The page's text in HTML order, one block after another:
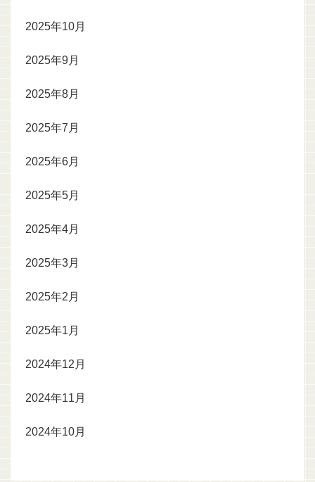
2025年10月
2025年9月
2025年8月
2025年7月
2025年6月
2025年5月
2025年4月
2025年3月
2025年2月
2025年1月
2024年12月
2024年11月
2024年10月